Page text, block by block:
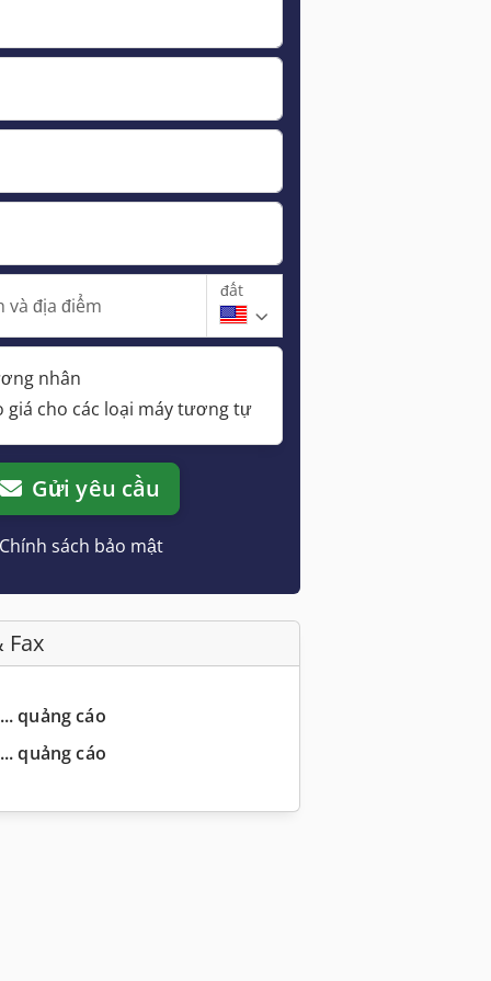
và địa điểm
đất
nhân
giá cho các loại máy tương tự
Gửi yêu cầu
sách bảo mật
Fax
quảng cáo
quảng cáo